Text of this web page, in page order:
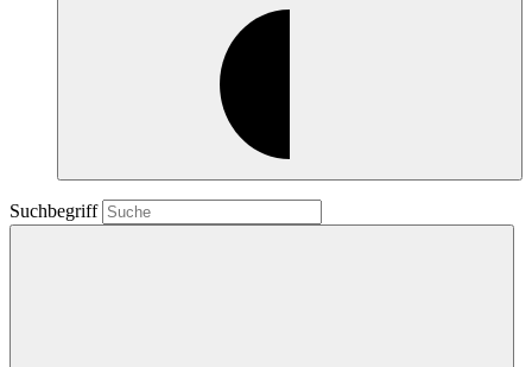
Suchbegriff